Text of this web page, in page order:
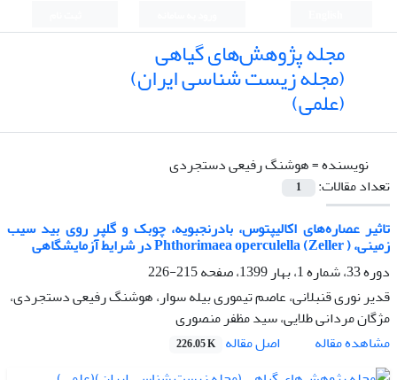
مجله پژوهش‌های گیاهی
(مجله زیست شناسی ایران)
(علمی)
نویسنده =هوشنگ رفیعی دستجردی
تعداد مقالات:
1
تاثیر عصاره‌های اکالیپتوس، بادرنجبویه، چوبک و گلپر روی بید سیب
زمینی، ( Phthorimaea operculella (Zeller در شرایط آزمایشگاهی
دوره 33، شماره 1، بهار 1399، صفحه
215-226
قدیر نوری قنبلانی، عاصم تیموری بیله سوار، هوشنگ رفیعی دستجردی،
مژگان مردانی طلایی، سید مظفر منصوری
مشاهده مقاله
اصل مقاله 226.05 K